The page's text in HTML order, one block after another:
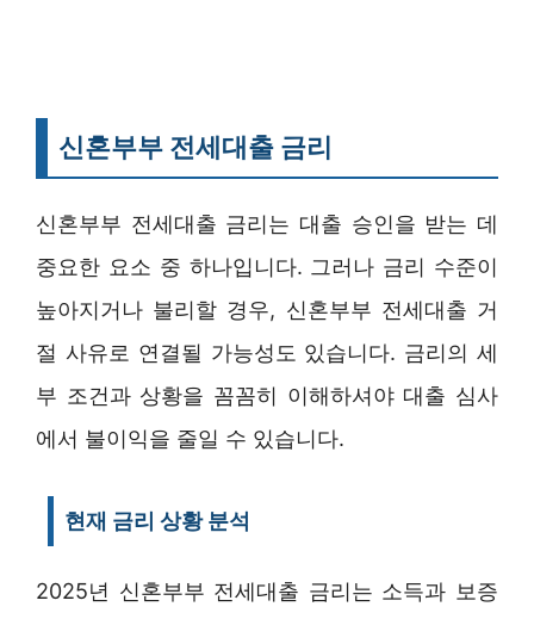
신혼부부 전세대출 금리
신혼부부 전세대출 금리는 대출 승인을 받는 데
중요한 요소 중 하나입니다. 그러나 금리 수준이
높아지거나 불리할 경우, 신혼부부 전세대출 거
절 사유로 연결될 가능성도 있습니다. 금리의 세
부 조건과 상황을 꼼꼼히 이해하셔야 대출 심사
에서 불이익을 줄일 수 있습니다.
현재 금리 상황 분석
2025년 신혼부부 전세대출 금리는 소득과 보증